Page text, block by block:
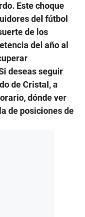
Este choque
del fútbol
de los
del año al
deseas seguir
de Cristal, a
dónde ver
de posiciones de